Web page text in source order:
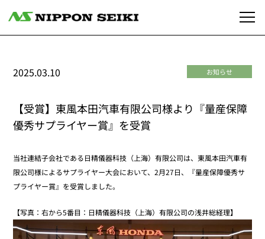
お知らせ
2025.03.10
【受賞】東風本田汽車有限公司様より『量産保障
優秀サプライヤー賞』を受賞
当社連結子会社である日精儀器科技（上海）有限公司は、東風本田汽車有
限公司様によるサプライヤー大会において、2月27日、『量産保障優秀サ
プライヤー賞』を受賞しました。
【写真：右から5番目：日精儀器科技（上海）有限公司の浅井総経理】